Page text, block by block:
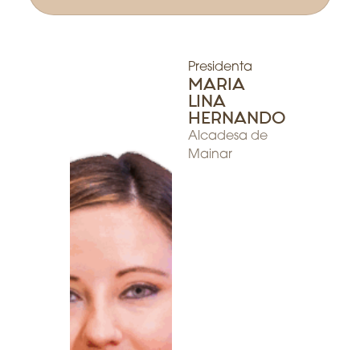
Presidenta
MARIA
LINA
HERNANDO
Alcadesa de
Mainar